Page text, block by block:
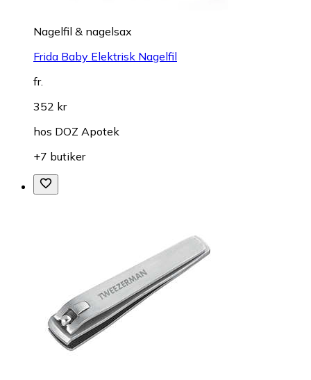
Nagelfil & nagelsax
Frida Baby Elektrisk Nagelfil
fr.
352 kr
hos DOZ Apotek
+7 butiker